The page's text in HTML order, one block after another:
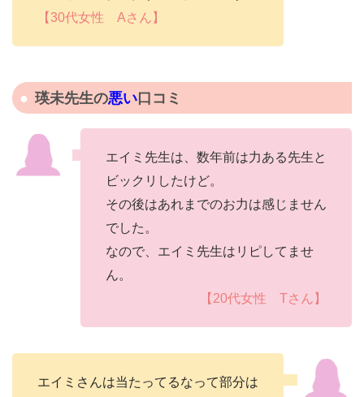
【30代女性 Aさん】
瑛未先生の悪い口コミ
エイミ先生は、数年前は力ある先生と
ビックリしたけど。
その後はあれまでのお力は感じません
でした。
なので、エイミ先生はリピしてませ
ん。
【20代女性 Tさん】
エイミさんは当たってるなって部分は